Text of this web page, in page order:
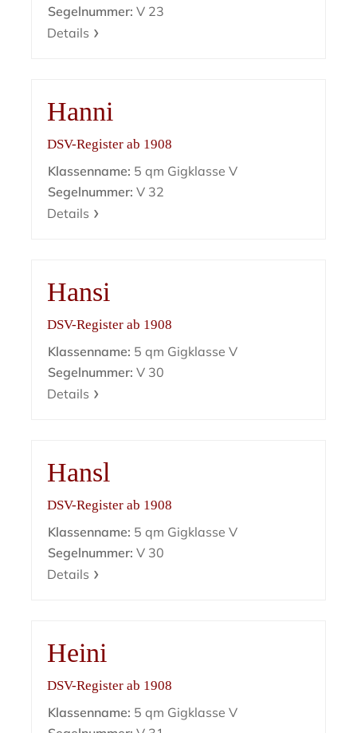
Segelnummer: V 23
Details
Hanni
DSV-Register ab 1908
Klassenname: 5 qm Gigklasse V
Segelnummer: V 32
Details
Hansi
DSV-Register ab 1908
Klassenname: 5 qm Gigklasse V
Segelnummer: V 30
Details
Hansl
DSV-Register ab 1908
Klassenname: 5 qm Gigklasse V
Segelnummer: V 30
Details
Heini
DSV-Register ab 1908
Klassenname: 5 qm Gigklasse V